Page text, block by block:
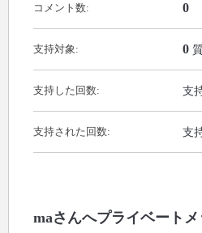
コメント数: 0
支持対象: 0
支持した回数: 支
支持された回数: 支
maさんへプライベート